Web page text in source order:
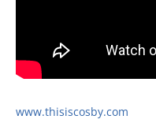
www.thisiscosby.com